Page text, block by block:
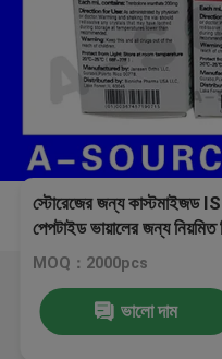
স্টোরেজের জন্য কাস্টমাইজড
পেপটাইড ভায়ালের জন্য নিয়মিত
MOQ：2000pcs
ভালো দাম